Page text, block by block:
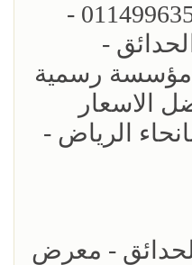
الاول - الرياض - 0114996351 -
-
مؤسسة رسمية
الاسعار
الرياض -
- معرض